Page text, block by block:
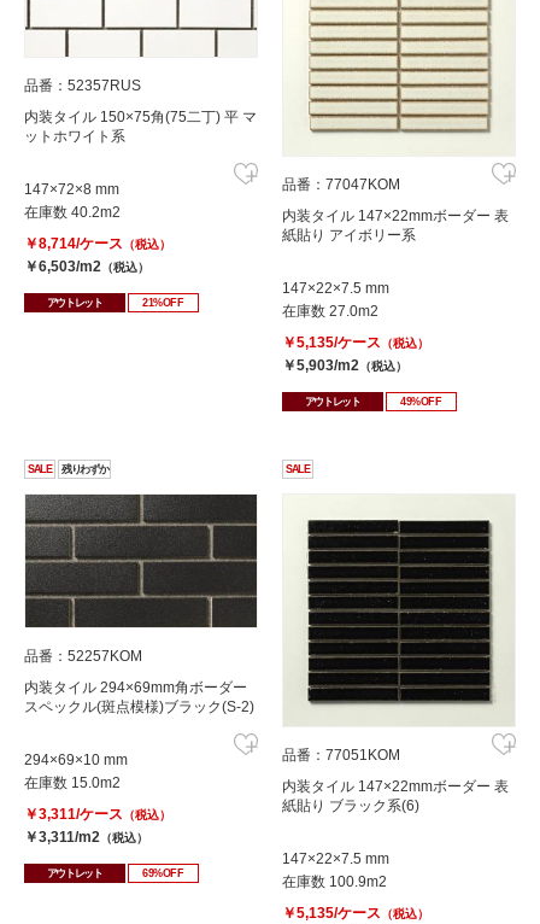
品番：52357RUS
内装タイル 150×75角(75二丁) 平 マ
ットホワイト系
147×72×8 mm
在庫数 40.2m2
￥8,714/ケース （税込）
￥6,503/m2 （税込）
アウトレット 21%OFF
品番：77047KOM
内装タイル 147×22mmボーダー 表
紙貼り アイボリー系
147×22×7.5 mm
在庫数 27.0m2
￥5,135/ケース （税込）
￥5,903/m2 （税込）
アウトレット 49%OFF
SALE 残りわずか
品番：52257KOM
内装タイル 294×69mm角ボーダー
スペックル(斑点模様)ブラック(S-2)
294×69×10 mm
在庫数 15.0m2
￥3,311/ケース （税込）
￥3,311/m2 （税込）
アウトレット 69%OFF
SALE
品番：77051KOM
内装タイル 147×22mmボーダー 表
紙貼り ブラック系(6)
147×22×7.5 mm
在庫数 100.9m2
￥5,135/ケース （税込）